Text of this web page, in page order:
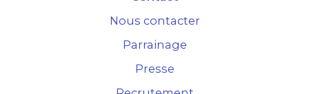
Nous contacter
Parrainage
Presse